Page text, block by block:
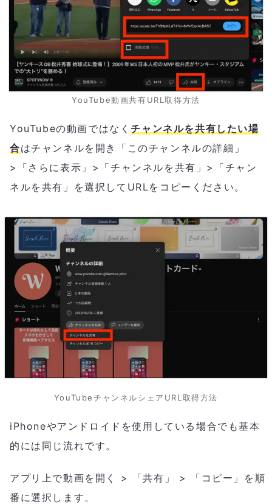
YouTube動画共有URL取得方法
YouTubeの動画ではなくチャンネルを共有したい場
合はチャンネルを開き「このチャンネルの詳細」
>「さらに表示」>「チャンネルを共有」>「チャン
ネルを共有」を選択してURLをコピーください。
YouTubeチャンネルシェアURL取得方法
iPhoneやアンドロイドを使用している場合でも基本
的には同じ流れです。
アプリ上で動画を開く > 「共有」 > 「コピー」を順
番に選択します。